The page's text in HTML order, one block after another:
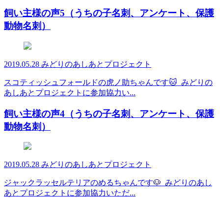
飼い主様の声5（うちの子名刺、アンケート、保護
動物名刺）
2019.05.28 みどりのあしあとプロジェクト
スコティッシュフォールドの虎ノ助ちゃんです🐱 みどりの
あしあとプロジェクトに参加協力い...
飼い主様の声4（うちの子名刺、アンケート、保護
動物名刺）
2019.05.28 みどりのあしあとプロジェクト
ジャックラッセルテリアのめるちゃんです🐶 みどりのあし
あとプロジェクトに参加協力いただ...